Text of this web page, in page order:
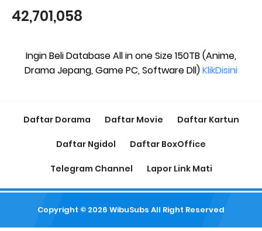
42,701,058
Ingin Beli Database All in one Size 150TB (Anime,
Drama Jepang, Game PC, Software Dll)KlikDisini
Daftar Dorama Daftar Movie Daftar Kartun
Daftar Ngidol Daftar BoxOffice
Telegram Channel Lapor Link Mati
Copyright © 2026 WibuSubs All Right Reserved